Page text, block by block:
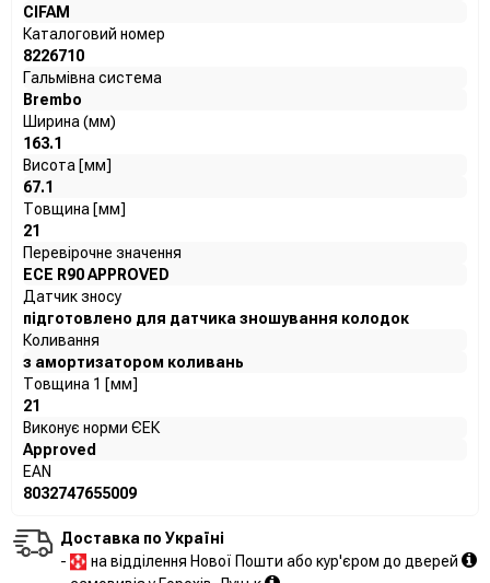
CIFAM
Каталоговий номер
8226710
Гальмівна система
Brembo
Ширина (мм)
163.1
Висота [мм]
67.1
Товщина [мм]
21
Перевірочне значення
ECE R90 APPROVED
Датчик зносу
підготовлено для датчика зношування колодок
Коливання
з амортизатором коливань
Товщина 1 [мм]
21
Виконує норми ЄЕК
Approved
EAN
8032747655009
Доставка по Україні
-
на відділення Нової Пошти або кур'єром до дверей